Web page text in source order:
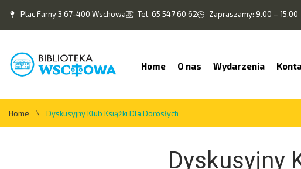
Plac Farny 3 67-400 Wschowa Tel. 65 547 60 62 Zapraszamy: 9.00 – 15.00
Home O nas Wydarzenia
Home \ Dyskusyjny Klub Książki Dla Dorosłych
Dyskusyjny